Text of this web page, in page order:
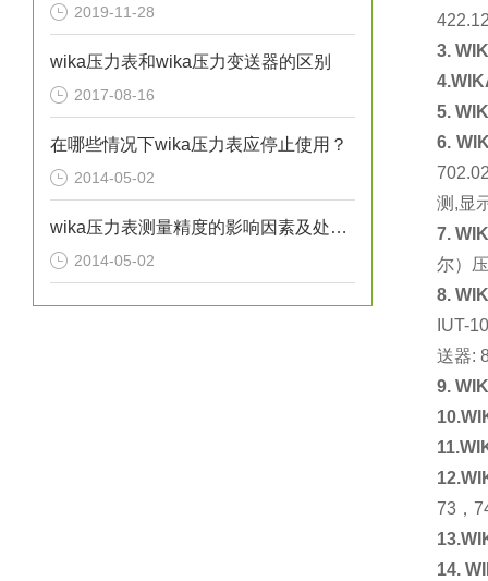
2019-11-28
wika压力表和wika压力变送器的区别
2017-08-16
在哪些情况下wika压力表应停止使用？
2014-05-02
wika压力表测量精度的影响因素及处理方法分析
2014-05-02
3.
5.
6.
测 ,显
7.
尔）
8.
IUT-
送器:
9.
73 ，
14.